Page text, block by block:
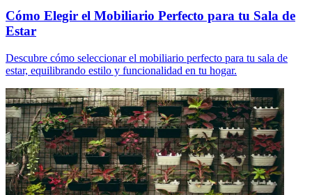
Cómo Elegir el Mobiliario Perfecto para tu Sala de
Estar
Descubre cómo seleccionar el mobiliario perfecto para tu sala de
estar, equilibrando estilo y funcionalidad en tu hogar.